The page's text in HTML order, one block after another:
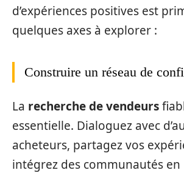
d’expériences positives est
quelques axes à explorer :
Construire un réseau de
La recherche de vendeurs
essentielle. Dialoguez avec
acheteurs, partagez vos
intégrez des communautés en